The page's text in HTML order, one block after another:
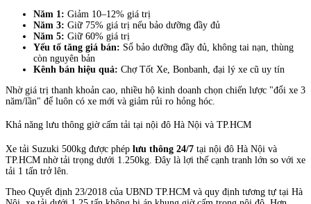
Năm 1: Giảm 10–12% giá trị
Năm 3: Giữ 75% giá trị nếu bảo dưỡng đầy đủ
Năm 5: Giữ 60% giá trị
Yếu tố tăng giá bán: Sổ bảo dưỡng đầy đủ, không tai nạn, thùng
còn nguyên bản
Kênh bán hiệu quả: Chợ Tốt Xe, Bonbanh, đại lý xe cũ uy tín
Nhờ giá trị thanh khoản cao, nhiều hộ kinh doanh chọn chiến lược "đổi xe 3
năm/lần" để luôn có xe mới và giảm rủi ro hỏng hóc.
Khả năng lưu thông giờ cấm tải tại nội đô Hà Nội và TP.HCM
Xe tải Suzuki 500kg được phép lưu thông 24/7 tại nội đô Hà Nội và
TP.HCM nhờ tải trọng dưới 1.250kg. Đây là lợi thế cạnh tranh lớn so với xe
tải 1 tấn trở lên.
Theo Quyết định 23/2018 của UBND TP.HCM và quy định tương tự tại Hà